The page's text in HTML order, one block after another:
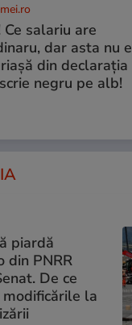
salariu are
dar asta nu e
din declarația
negru pe alb!
piardă
din PNRR
De ce
la